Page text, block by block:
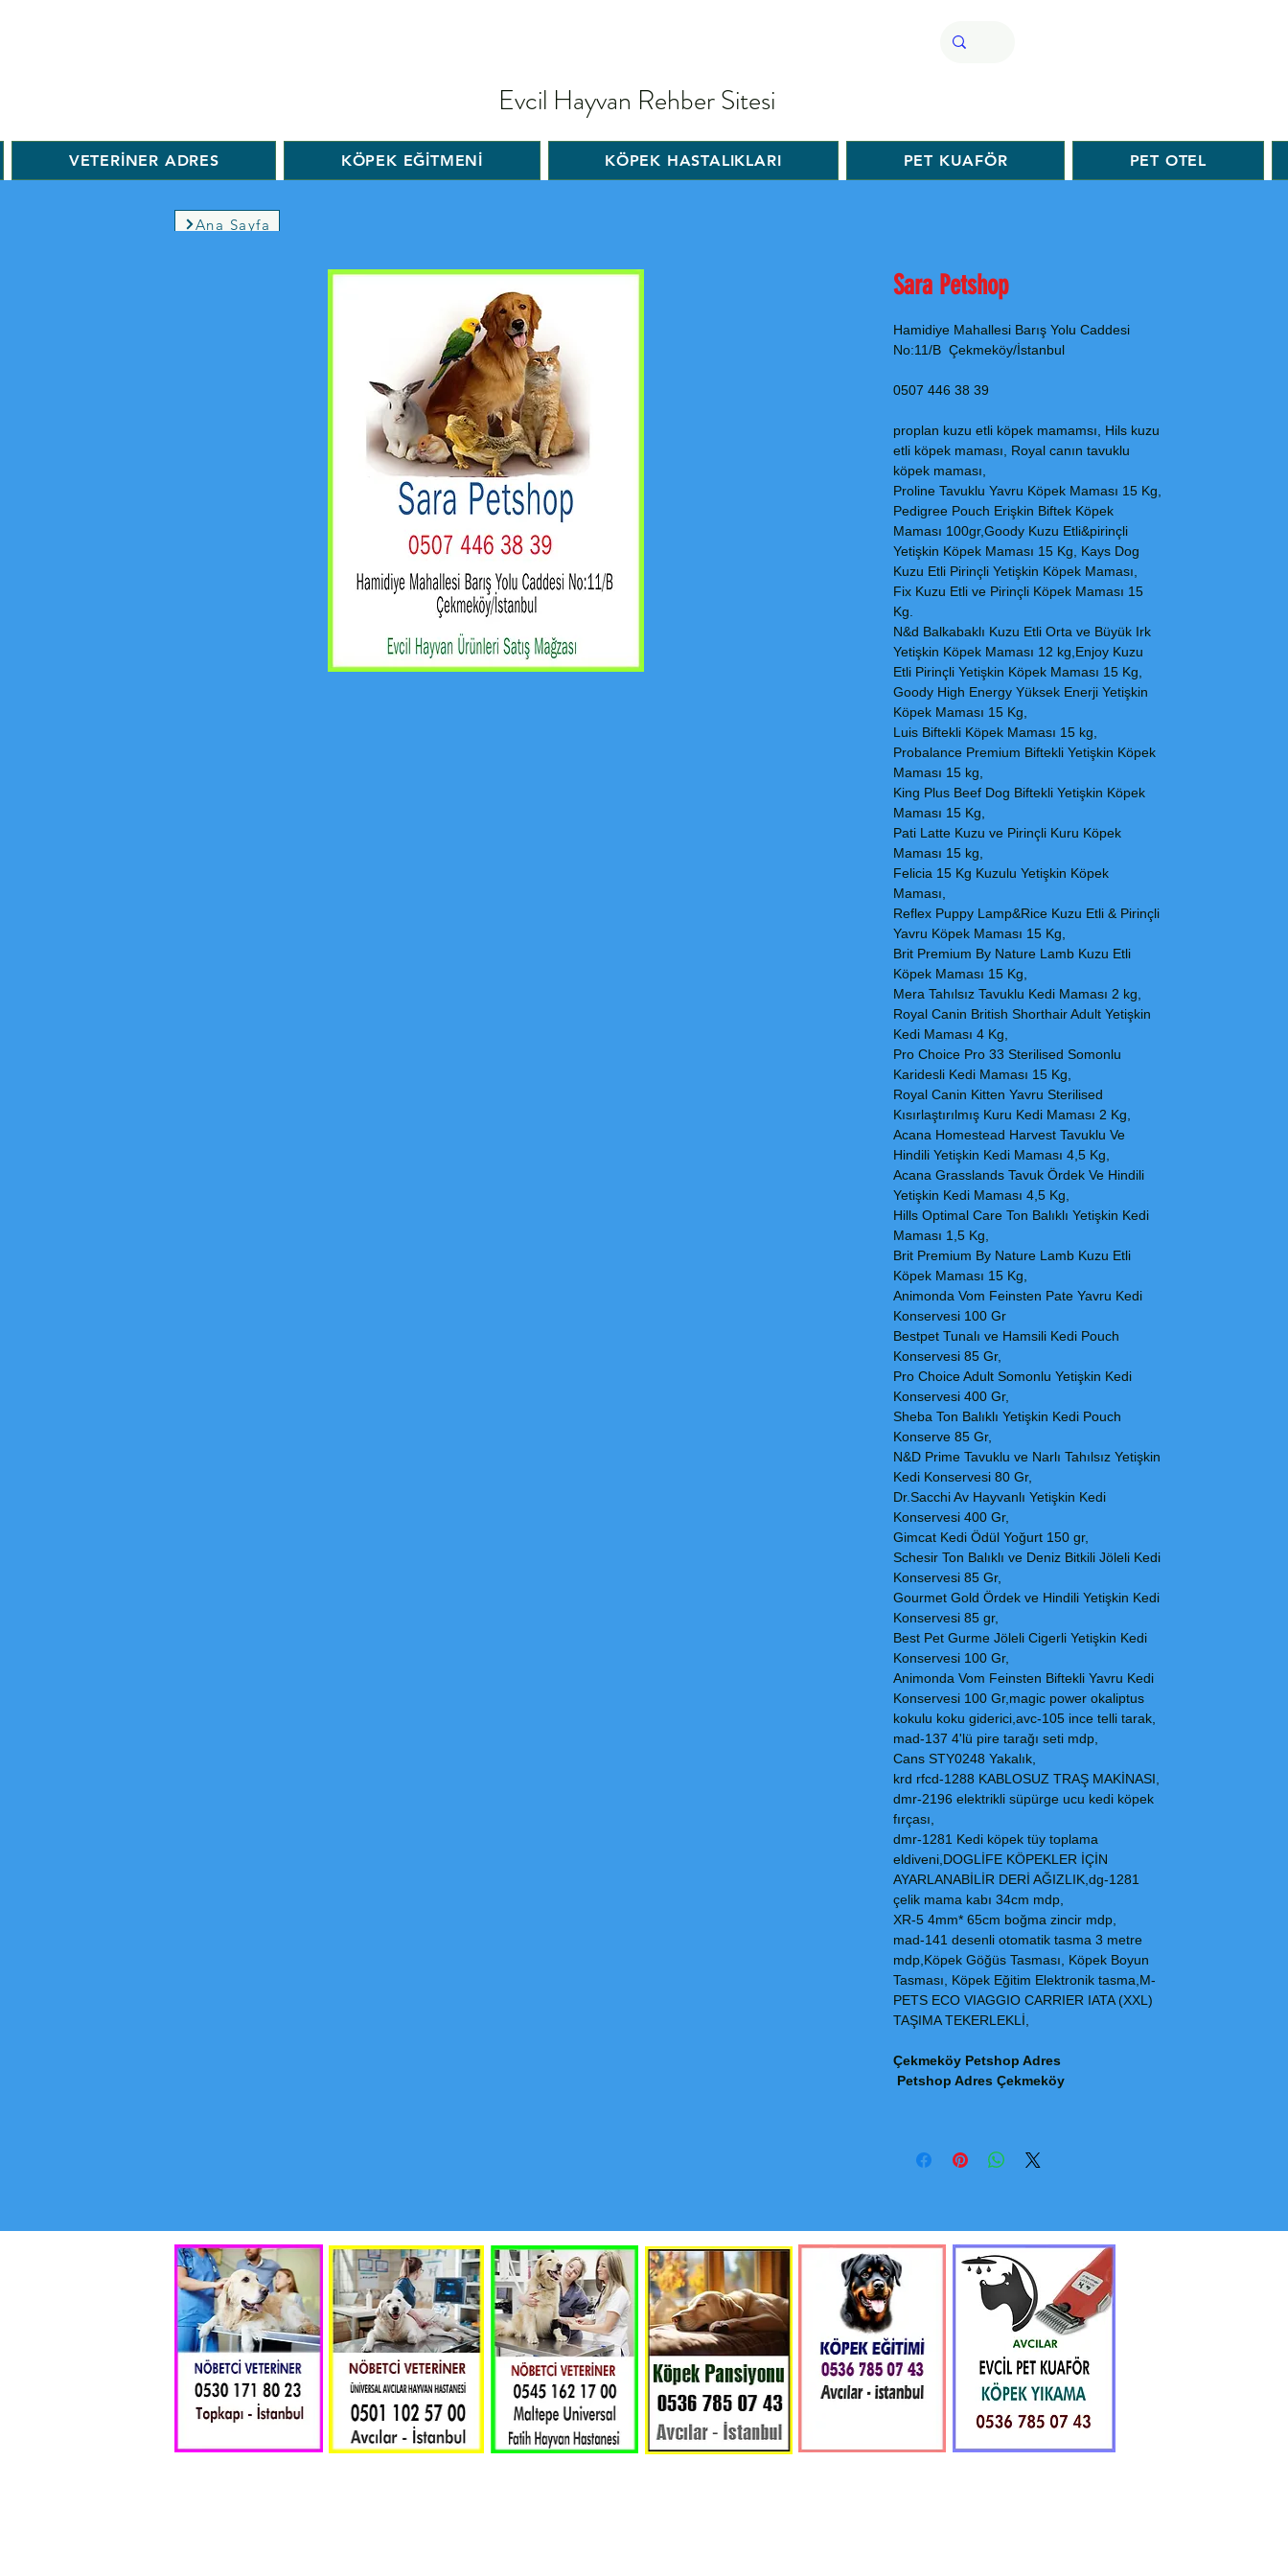
Evcil Hayvan Rehber Sitesi
VETERİNER ADRES KÖPEK EĞİTMENİ KÖPEK HASTALIKLARI PET KUAFÖR PET OTEL
Ana Sayfa
Sara Petshop
Hamidiye Mahallesi Barış Yolu Caddesi
No:11/B Çekmeköy/İstanbul
0507 446 38 39
proplan kuzu etli köpek mamamsı, Hils kuzu
etli köpek maması, Royal canın tavuklu
köpek maması,
Proline Tavuklu Yavru Köpek Maması 15 Kg,
Pedigree Pouch Erişkin Biftek Köpek
Maması 100gr,Goody Kuzu Etli&pirinçli
Yetişkin Köpek Maması 15 Kg, Kays Dog
Kuzu Etli Pirinçli Yetişkin Köpek Maması,
Fix Kuzu Etli ve Pirinçli Köpek Maması 15
Kg.
N&d Balkabaklı Kuzu Etli Orta ve Büyük Irk
Yetişkin Köpek Maması 12 kg,Enjoy Kuzu
Etli Pirinçli Yetişkin Köpek Maması 15 Kg,
Goody High Energy Yüksek Enerji Yetişkin
Köpek Maması 15 Kg,
Luis Biftekli Köpek Maması 15 kg,
Probalance Premium Biftekli Yetişkin Köpek
Maması 15 kg,
King Plus Beef Dog Biftekli Yetişkin Köpek
Maması 15 Kg,
Pati Latte Kuzu ve Pirinçli Kuru Köpek
Maması 15 kg,
Felicia 15 Kg Kuzulu Yetişkin Köpek
Maması,
Reflex Puppy Lamp&Rice Kuzu Etli & Pirinçli
Yavru Köpek Maması 15 Kg,
Brit Premium By Nature Lamb Kuzu Etli
Köpek Maması 15 Kg,
Mera Tahılsız Tavuklu Kedi Maması 2 kg,
Royal Canin British Shorthair Adult Yetişkin
Kedi Maması 4 Kg,
Pro Choice Pro 33 Sterilised Somonlu
Karidesli Kedi Maması 15 Kg,
Royal Canin Kitten Yavru Sterilised
Kısırlaştırılmış Kuru Kedi Maması 2 Kg,
Acana Homestead Harvest Tavuklu Ve
Hindili Yetişkin Kedi Maması 4,5 Kg,
Acana Grasslands Tavuk Ördek Ve Hindili
Yetişkin Kedi Maması 4,5 Kg,
Hills Optimal Care Ton Balıklı Yetişkin Kedi
Maması 1,5 Kg,
Brit Premium By Nature Lamb Kuzu Etli
Köpek Maması 15 Kg,
Animonda Vom Feinsten Pate Yavru Kedi
Konservesi 100 Gr
Bestpet Tunalı ve Hamsili Kedi Pouch
Konservesi 85 Gr,
Pro Choice Adult Somonlu Yetişkin Kedi
Konservesi 400 Gr,
Sheba Ton Balıklı Yetişkin Kedi Pouch
Konserve 85 Gr,
N&D Prime Tavuklu ve Narlı Tahılsız Yetişkin
Kedi Konservesi 80 Gr,
Dr.Sacchi Av Hayvanlı Yetişkin Kedi
Konservesi 400 Gr,
Gimcat Kedi Ödül Yoğurt 150 gr,
Schesir Ton Balıklı ve Deniz Bitkili Jöleli Kedi
Konservesi 85 Gr,
Gourmet Gold Ördek ve Hindili Yetişkin Kedi
Konservesi 85 gr,
Best Pet Gurme Jöleli Cigerli Yetişkin Kedi
Konservesi 100 Gr,
Animonda Vom Feinsten Biftekli Yavru Kedi
Konservesi 100 Gr,magic power okaliptus
kokulu koku giderici,avc-105 ince telli tarak,
mad-137 4'lü pire tarağı seti mdp,
Cans STY0248 Yakalık,
krd rfcd-1288 KABLOSUZ TRAŞ MAKİNASI,
dmr-2196 elektrikli süpürge ucu kedi köpek
fırçası,
dmr-1281 Kedi köpek tüy toplama
eldiveni,DOGLİFE KÖPEKLER İÇİN
AYARLANABİLİR DERİ AĞIZLIK,dg-1281
çelik mama kabı 34cm mdp,
XR-5 4mm* 65cm boğma zincir mdp,
mad-141 desenli otomatik tasma 3 metre
mdp,Köpek Göğüs Tasması, Köpek Boyun
Tasması, Köpek Eğitim Elektronik tasma,M-
PETS ECO VIAGGIO CARRIER IATA (XXL)
TAŞIMA TEKERLEKLİ,
Çekmeköy Petshop Adres
Petshop Adres Çekmeköy